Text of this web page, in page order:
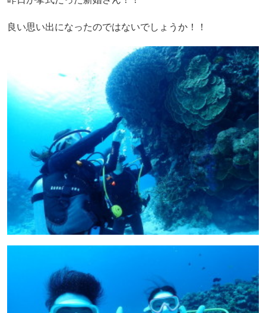
良い思い出になったのではないでしょうか！！